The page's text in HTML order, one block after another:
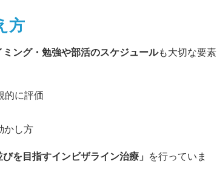
方
ミング・勉強や部活のスケジュールも大切な要素
的に評価
かし方
を目指すインビザライン治療」
を行っていま